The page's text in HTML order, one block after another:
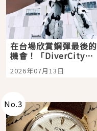
在台場欣賞鋼彈最後的
機會！「DiverCity
Tokyo Plaza」搭船、
購物、美食及夜景，一
2026年07月13日
No.3